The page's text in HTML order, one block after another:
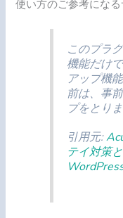
使い方のご参考になる
このプラ
機能だけ
アップ機
前は、事
プをとり
引用元:
テイ対策